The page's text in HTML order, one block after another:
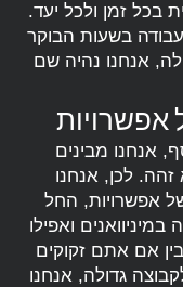
בכל זמן ולכל יעד.
בשעות הבוקר
אנחנו נהיה שם
אפשרויות
אנחנו מבינים
לכן, אנחנו
אפשרויות, החל
במיניוואנים ואפילו
אם אתם זקוקים
גדולה, אנחנו